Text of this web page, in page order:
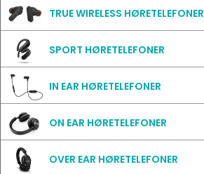
TRUE WIRELESS HØRETELEFONER
SPORT HØRETELEFONER
IN EAR HØRETELEFONER
ON EAR HØRETELEFONER
OVER EAR HØRETELEFONER